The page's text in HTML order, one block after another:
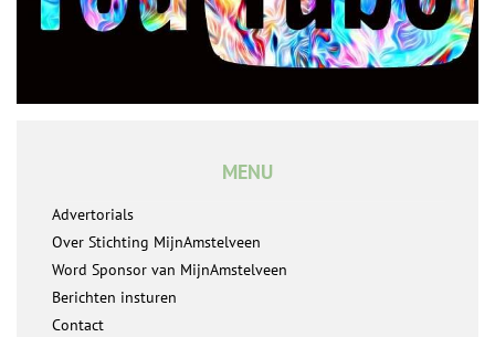
MENU
Advertorials
Over Stichting MijnAmstelveen
Word Sponsor van MijnAmstelveen
Berichten insturen
Contact